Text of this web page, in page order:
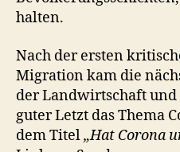
halten.
Nach der ersten
Migration kam die
der Landwirtschaft und
guter Letzt das Thema
dem Titel„Hat Corona